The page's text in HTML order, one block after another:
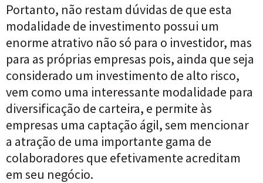
Portanto, não restam dúvidas de que esta
modalidade de investimento possui um
enorme atrativo não só para o investidor, mas
para as próprias empresas pois, ainda que seja
considerado um investimento de alto risco,
vem como uma interessante modalidade para
diversificação de carteira, e permite às
empresas uma captação ágil, sem mencionar
a atração de uma importante gama de
colaboradores que efetivamente acreditam
em seu negócio.